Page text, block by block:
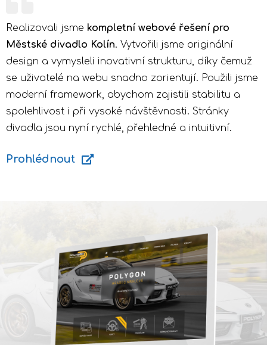
Realizovali jsme kompletní webové řešení pro
Městské divadlo Kolín. Vytvořili jsme originální
design a vymysleli inovativní strukturu, díky čemuž
se uživatelé na webu snadno zorientují. Použili jsme
moderní framework, abychom zajistili stabilitu a
spolehlivost i při vysoké návštěvnosti. Stránky
divadla jsou nyní rychlé, přehledné a intuitivní.
Prohlédnout